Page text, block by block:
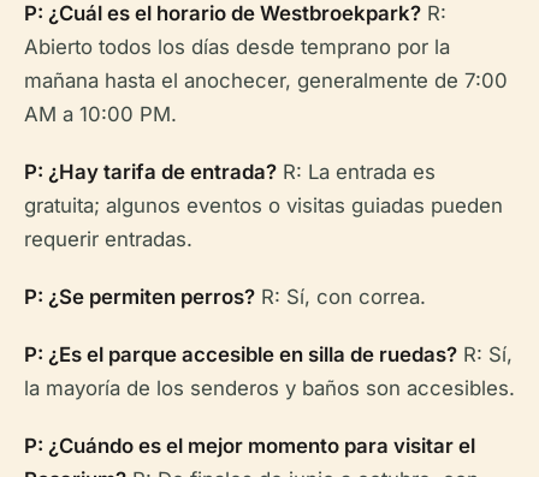
P: ¿Cuál es el horario de Westbroekpark? R:
Abierto todos los días desde temprano por la
mañana hasta el anochecer, generalmente de 7:00
AM a 10:00 PM.
P: ¿Hay tarifa de entrada? R: La entrada es
gratuita; algunos eventos o visitas guiadas pueden
requerir entradas.
P: ¿Se permiten perros? R: Sí, con correa.
P: ¿Es el parque accesible en silla de ruedas? R: Sí,
la mayoría de los senderos y baños son accesibles.
P: ¿Cuándo es el mejor momento para visitar el